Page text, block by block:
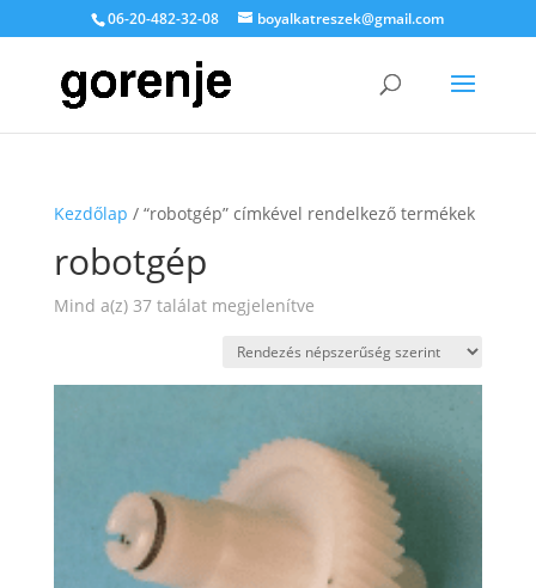
06-20-482-32-08 boyalkatreszek@gmail.com
Kezdőlap / “robotgép” címkével rendelkező termékek
robotgép
Mind a(z) 37 találat megjelenítveSorted
popularity